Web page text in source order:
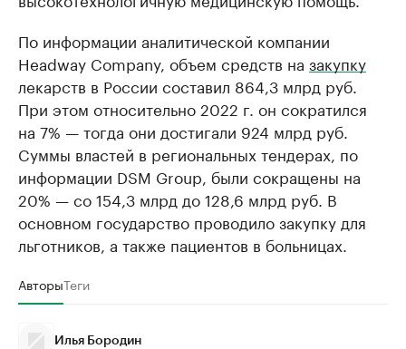
По информации аналитической компании
Headway Company, объем средств на закупку
лекарств в России составил 864,3 млрд руб.
При этом относительно 2022 г. он сократился
на 7% — тогда они достигали 924 млрд руб.
Cуммы властей в региональных тендерах, по
информации DSM Group, были сокращены на
20% — со 154,3 млрд до 128,6 млрд руб. В
основном государство проводило закупку для
льготников, а также пациентов в больницах.
АвторыТеги
Илья Бородин